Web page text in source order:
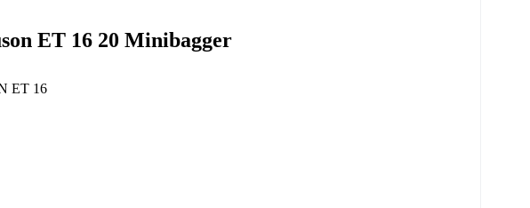
ET 16 20 Minibagger
ET 16